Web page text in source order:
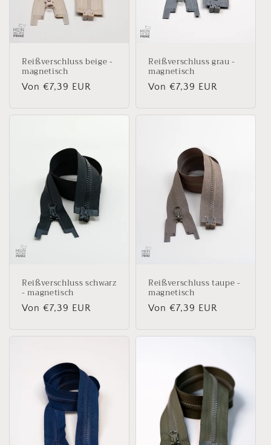
:
Reißverschluss beige -
magnetisch
Normaler
Von €7,39 EUR
Reißverschluss grau -
magnetisch
Normaler
Von €7,39 EUR
Reißverschluss schwarz
- magnetisch
Normaler
Von €7,39 EUR
Reißverschluss taupe -
magnetisch
Normaler
Von €7,39 EUR